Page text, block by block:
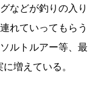
などが釣りの入り
れていってもらう
ルトルアー等、最
増えている。